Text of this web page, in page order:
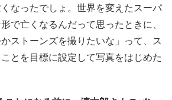
なったでしょ。世界を変えたスーパ
で亡くなるんだって思ったときに、
かストーンズを撮りたいな」って、ス
とを目標に設定して写真をはじめた